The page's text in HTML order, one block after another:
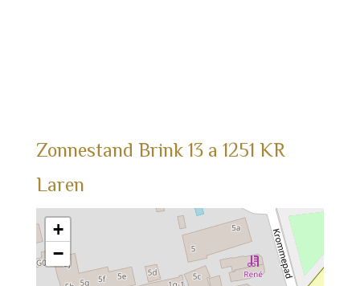
Zonnestand Brink 13 a 1251 KR
Laren
+
−